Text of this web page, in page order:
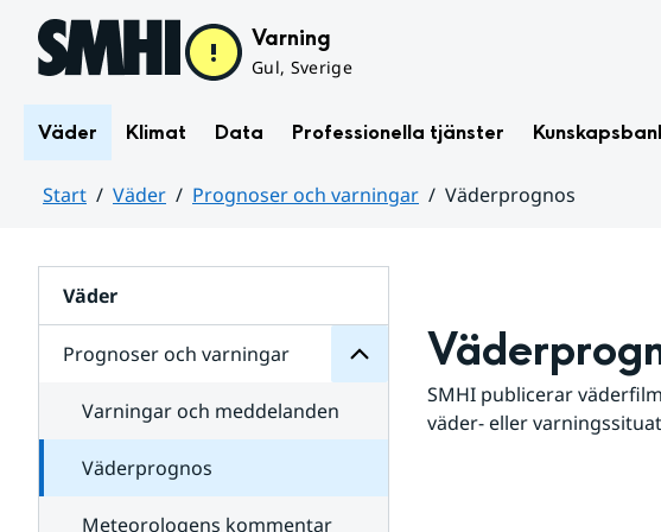
Hoppa till sidans innehåll Varning
Gul, Sverige
Väder Klimat Data Professionella tjänster
Start Väder Prognoser och varningar
Väderprognos
Väder
Prognoser och varningar
för
varningar
Varningar och meddelanden
Väderprognos
Meteorologens kommentar
SMHI publicerar
väder- eller